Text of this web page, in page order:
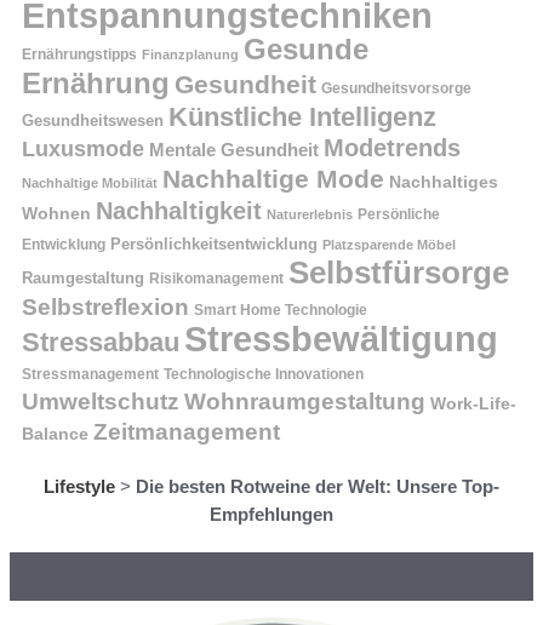
Entspannungstechniken
Ernährungstipps Finanzplanung Gesunde
Ernährung Gesundheit Gesundheitsvorsorge
Gesundheitswesen Künstliche Intelligenz
Luxusmode Mentale Gesundheit Modetrends
Nachhaltige Mobilität Nachhaltige Mode Nachhaltiges
Wohnen Nachhaltigkeit Naturerlebnis Persönliche
Entwicklung Persönlichkeitsentwicklung Platzsparende Möbel
Raumgestaltung Risikomanagement Selbstfürsorge
Selbstreflexion Smart Home Technologie
Stressabbau Stressbewältigung
Stressmanagement Technologische Innovationen
Umweltschutz Wohnraumgestaltung Work-Life-
Balance Zeitmanagement
Lifestyle > Die besten Rotweine der Welt: Unsere Top-
Empfehlungen